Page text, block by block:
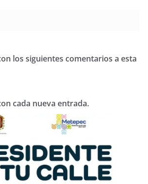
los siguientes comentarios a esta
cada nueva entrada.